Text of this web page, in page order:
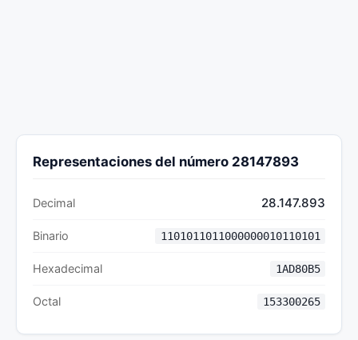
Representaciones del número 28147893
Decimal 28.147.893
Binario 1101011011000000010110101
Hexadecimal 1AD80B5
Octal 153300265